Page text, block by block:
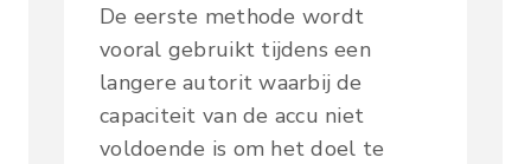
De eerste methode wordt
vooral gebruikt tijdens een
langere autorit waarbij de
capaciteit van de accu niet
voldoende is om het doel te